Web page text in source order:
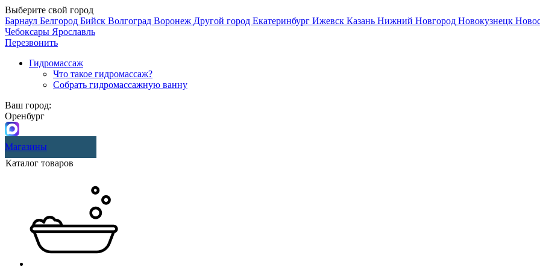
Выберите свой город
Барнаул Белгород Бийск Волгоград Воронеж Другой город Екатеринбург Ижевск Казань Нижний Новгород Новокузнецк
Чебоксары Ярославль
Перезвонить
Гидромассаж
Что такое гидромассаж?
Собрать гидромассажную ванну
Ваш город:
Оренбург
Магазины
Каталог товаров